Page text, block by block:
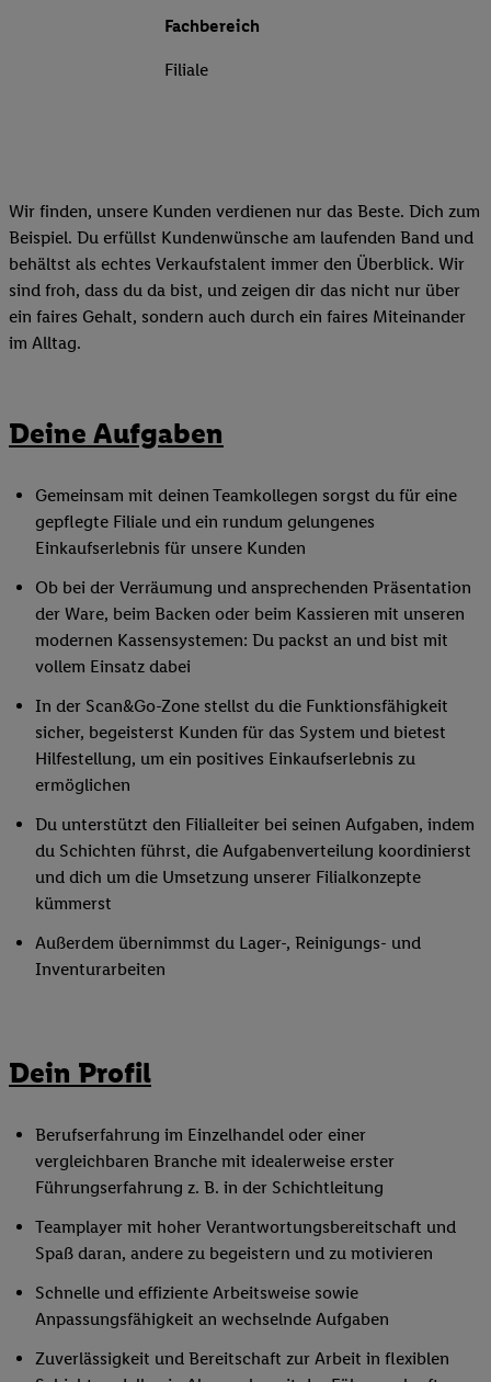
Fachbereich
Filiale
Wir finden, unsere Kunden verdienen nur das Beste. Dich zum
Beispiel. Du erfüllst Kundenwünsche am laufenden Band und
behältst als echtes Verkaufstalent immer den Überblick. Wir
sind froh, dass du da bist, und zeigen dir das nicht nur über
ein faires Gehalt, sondern auch durch ein faires Miteinander
im Alltag.
Deine Aufgaben
Gemeinsam mit deinen Teamkollegen sorgst du für eine
gepflegte Filiale und ein rundum gelungenes
Einkaufserlebnis für unsere Kunden
Ob bei der Verräumung und ansprechenden Präsentation
der Ware, beim Backen oder beim Kassieren mit unseren
modernen Kassensystemen: Du packst an und bist mit
vollem Einsatz dabei
In der Scan&Go-Zone stellst du die Funktionsfähigkeit
sicher, begeisterst Kunden für das System und bietest
Hilfestellung, um ein positives Einkaufserlebnis zu
ermöglichen
Du unterstützt den Filialleiter bei seinen Aufgaben, indem
du Schichten führst, die Aufgabenverteilung koordinierst
und dich um die Umsetzung unserer Filialkonzepte
kümmerst
Außerdem übernimmst du Lager-, Reinigungs- und
Inventurarbeiten
Dein Profil
Berufserfahrung im Einzelhandel oder einer
vergleichbaren Branche mit idealerweise erster
Führungserfahrung z. B. in der Schichtleitung
Teamplayer mit hoher Verantwortungsbereitschaft und
Spaß daran, andere zu begeistern und zu motivieren
Schnelle und effiziente Arbeitsweise sowie
Anpassungsfähigkeit an wechselnde Aufgaben
Zuverlässigkeit und Bereitschaft zur Arbeit in flexiblen